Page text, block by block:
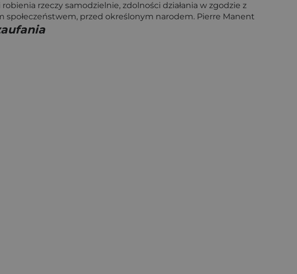
rzeczy samodzielnie, zdolności działania w zgodzie z
przed określonym narodem. Pierre Manent